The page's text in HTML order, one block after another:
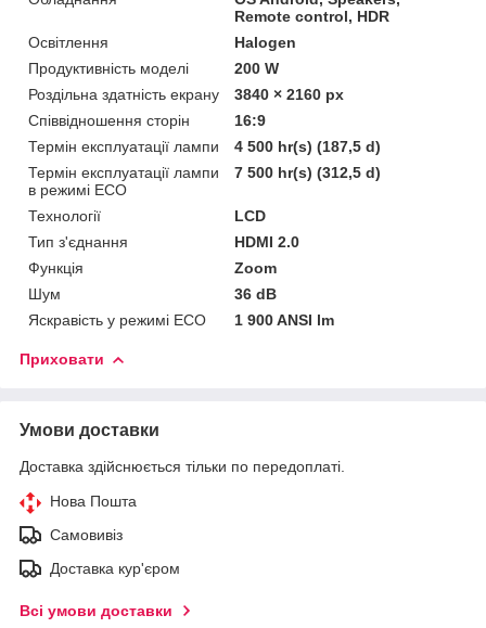
Remote control, HDR
Освітлення
Halogen
Продуктивність моделі
200 W
Роздільна здатність екрану
3840 × 2160 px
Співвідношення сторін
16:9
Термін експлуатації лампи
4 500 hr(s) (187,5 d)
Термін експлуатації лампи
в режимі ECO
7 500 hr(s) (312,5 d)
Технології
LCD
Тип з'єднання
HDMI 2.0
Функція
Zoom
Шум
36 dB
Яскравість у режимі ECO
1 900 ANSI lm
Приховати
Умови доставки
Доставка здійснюється тільки по передоплаті.
Нова Пошта
Самовивіз
Доставка кур'єром
Всі умови доставки